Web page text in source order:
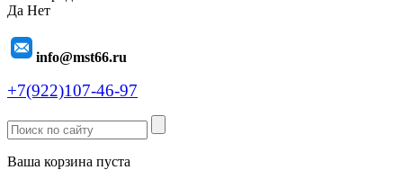
Да Нет
info@mst66.ru
+7(922)107-46-97
Ваша корзина пуста